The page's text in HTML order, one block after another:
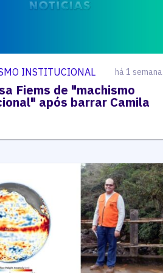
INSTITUCIONAL há 1 semana
Fiems de "machismo
após barrar Camila